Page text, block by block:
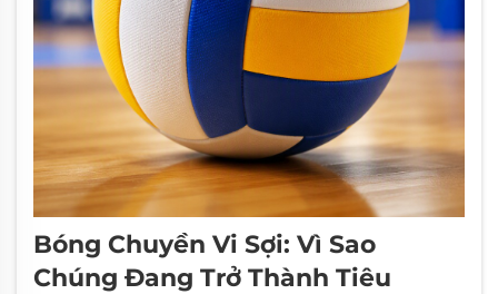
Bóng Chuyền Vi Sợi: Vì Sao
Chúng Đang Trở Thành Tiêu